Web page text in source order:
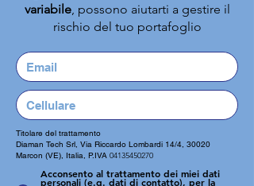
variabile, possono aiutarti a gestire il
rischio del tuo portafoglio
Titolare del trattamento
Diaman Tech Srl, Via Riccardo Lombardi 14/4, 30020
Marcon (VE), Italia, P.IVA 04135450270
Acconsento al trattamento dei miei dati
personali (e.g. dati di contatto), per la